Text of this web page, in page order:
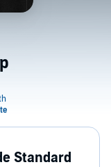
Standard